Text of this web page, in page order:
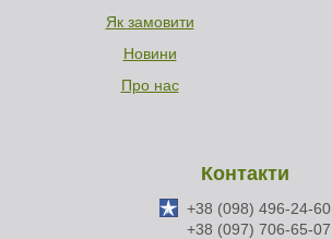
Як замовити
Новини
Про нас
Контакти
+38 (098) 496-24-60
+38 (097) 706-65-07